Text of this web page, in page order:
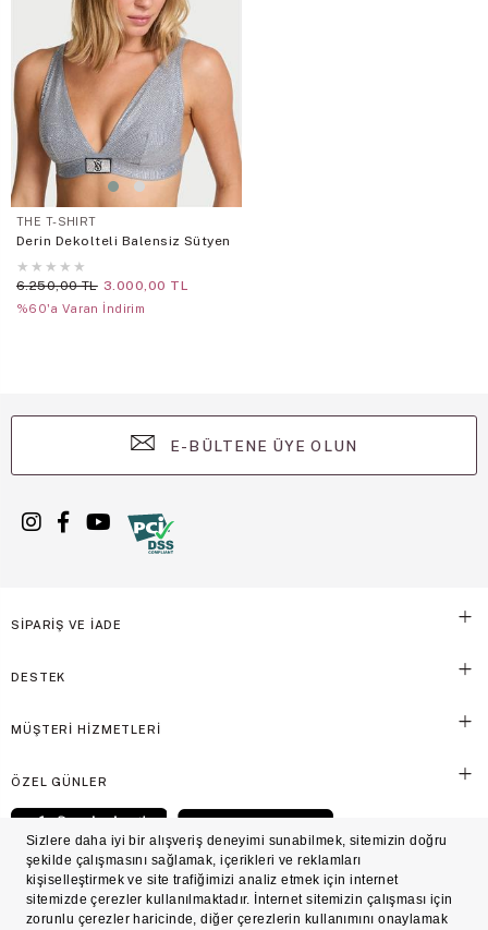
THE T-SHIRT
Derin Dekolteli Balensiz Sütyen
★ ★ ★ ★ ★
6.250,00 TL 3.000,00 TL
%60'a Varan İndirim
E-BÜLTENE ÜYE OLUN
SİPARİŞ VE İADE
DESTEK
MÜŞTERİ HİZMETLERİ
ÖZEL GÜNLER
© Victoria's Secret Shaya Mağazacılık A.Ş. Franchise lisansı aracılığıyla işletilen ticari
markasıdır. Her hakkı saklıdır.